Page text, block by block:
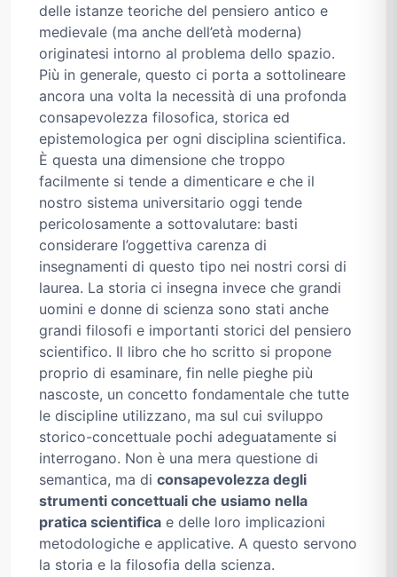
delle istanze teoriche del pensiero antico e
medievale (ma anche dell’età moderna)
originatesi intorno al problema dello spazio.
Più in generale, questo ci porta a sottolineare
ancora una volta la necessità di una profonda
consapevolezza filosofica, storica ed
epistemologica per ogni disciplina scientifica.
È questa una dimensione che troppo
facilmente si tende a dimenticare e che il
nostro sistema universitario oggi tende
pericolosamente a sottovalutare: basti
considerare l’oggettiva carenza di
insegnamenti di questo tipo nei nostri corsi di
laurea. La storia ci insegna invece che grandi
uomini e donne di scienza sono stati anche
grandi filosofi e importanti storici del pensiero
scientifico. Il libro che ho scritto si propone
proprio di esaminare, fin nelle pieghe più
nascoste, un concetto fondamentale che tutte
le discipline utilizzano, ma sul cui sviluppo
storico-concettuale pochi adeguatamente si
interrogano. Non è una mera questione di
semantica, ma di consapevolezza degli
strumenti concettuali che usiamo nella
pratica scientifica e delle loro implicazioni
metodologiche e applicative. A questo servono
la storia e la filosofia della scienza.